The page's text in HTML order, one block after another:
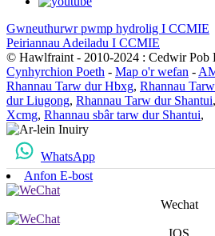
Gwneuthurwr pwmp hydrolig I CCMIE
Peiriannau Adeiladu I CCMIE
© Hawlfraint - 2010-2024 : Cedwir Pob
Cynhyrchion Poeth - Map o'r wefan -
Rhannau Tarw dur Hbxg, Rhannau
dur Liugong, Rhannau Tarw dur Shantui,
Xcmg, Rhannau sbâr tarw dur Shantui,
WhatsApp
Anfon E-bost
Wechat